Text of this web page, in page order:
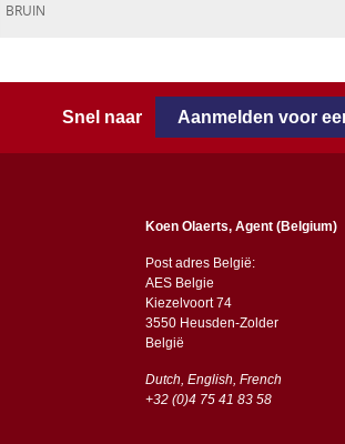
BRUIN
Snel naar Aanmelden voor
Koen Olaerts, Agent (Belgium)
Post adres België:
AES Belgie
Kiezelvoort 74
3550 Heusden-Zolder
België
Dutch, English, French
+32 (0)4 75 41 83 58